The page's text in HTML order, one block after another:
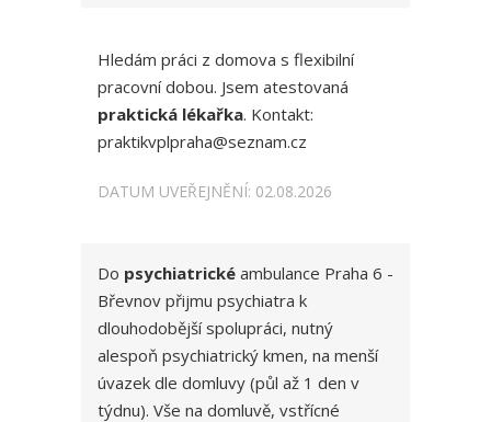
Hledám práci z domova s flexibilní
pracovní dobou. Jsem atestovaná
praktická lékařka. Kontakt:
praktikvplpraha@seznam.cz
DATUM UVEŘEJNĚNÍ: 02.08.2026
Do psychiatrické ambulance Praha 6 -
Břevnov přijmu psychiatra k
dlouhodobější spolupráci, nutný
alespoň psychiatrický kmen, na menší
úvazek dle domluvy (půl až 1 den v
týdnu). Vše na domluvě, vstřícné